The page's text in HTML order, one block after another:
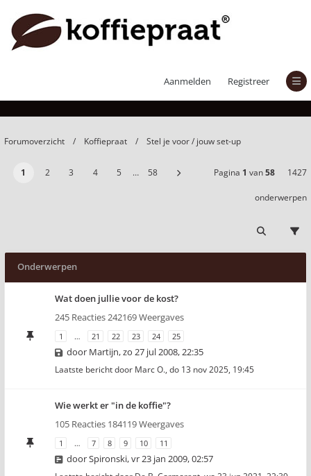
Aanmelden Registreer
Stel je voor / jouw set-up
Forumoverzicht Koffiepraat Stel je voor / jouw set-up
1 2 3 4 5 … 58 Pagina 1 van58 1427
onderwerpen
Onderwerpen
Wat doen jullie voor de kost?
245 Reacties 242169 Weergaves
1 … 21 22 23 24 25
door Martijn,zo 27 jul 2008, 22:35
Laatste bericht door Marc O., do 13 nov 2025, 19:45
Wie werkt er "in de koffie"?
105 Reacties 184119 Weergaves
1 … 7 8 9 10 11
doorSpironski,vr 23 jan 2009, 02:57